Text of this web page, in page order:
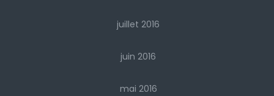
juillet 2016
juin 2016
mai 2016